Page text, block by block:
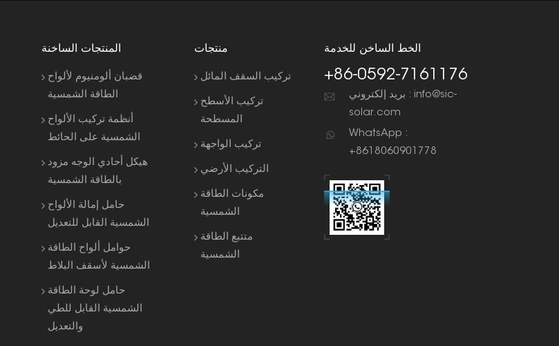
المنتجات الساخنة
قضبان ألومنيوم لألواح
الطاقة الشمسية
أنظمة تركيب الألواح
الشمسية على الحائط
هيكل أحادي الوجه مزود
بالطاقة الشمسية
حامل إمالة الألواح
الشمسية القابل للتعديل
حوامل ألواح الطاقة
الشمسية لأسقف البلاط
حامل لوحة الطاقة
الشمسية القابل للطي
والتعديل
منتجات
تركيب السقف المائل
تركيب الأسطح
المسطحة
تركيب الواجهة
التركيب الأرضي
مكونات الطاقة
الشمسية
متتبع الطاقة
الشمسية
الخط الساخن للخدمة
+86-0592-7161176
بريد إلكتروني : info@sic-
solar.com
WhatsApp :
+8618060901778